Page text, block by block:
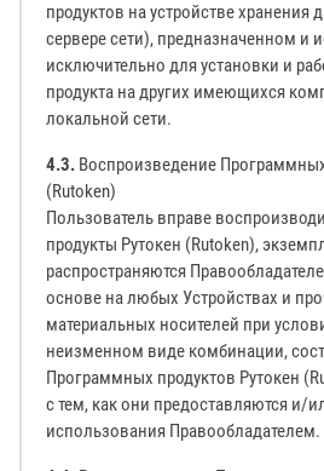
продуктов на устройстве
сервере сети), предназначенном и
исключительно для установки и
продукта на других имеющихся
локальной сети.
4.3. Воспроизведение
(Rutoken)
Пользователь вправе
продукты Рутокен (Rutoken),
распространяются
основе на любых Устройствах и
материальных носителей при
неизменном виде комбинации,
Программных продуктов Рутокен
с тем, как они предоставляются и/
использования Правообладателем.